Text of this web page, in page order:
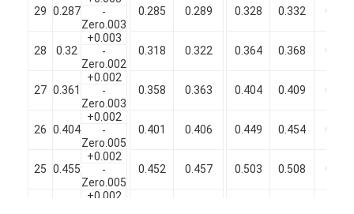
29 0.287
0.285
0.289 0.328 0.332 0.336
-
Zero.003
28 0.32
+0.003
0.318
0.322 0.364 0.368 0.372
-
Zero.002
27 0.361
+0.002
0.358
0.363 0.404 0.409 0.414
-
Zero.003
26 0.404
+0.002
0.401
0.406 0.449 0.454 0.459
-
Zero.005
25 0.455
+0.002
0.452
0.457 0.503 0.508 0.513
-
Zero.005
+0.002